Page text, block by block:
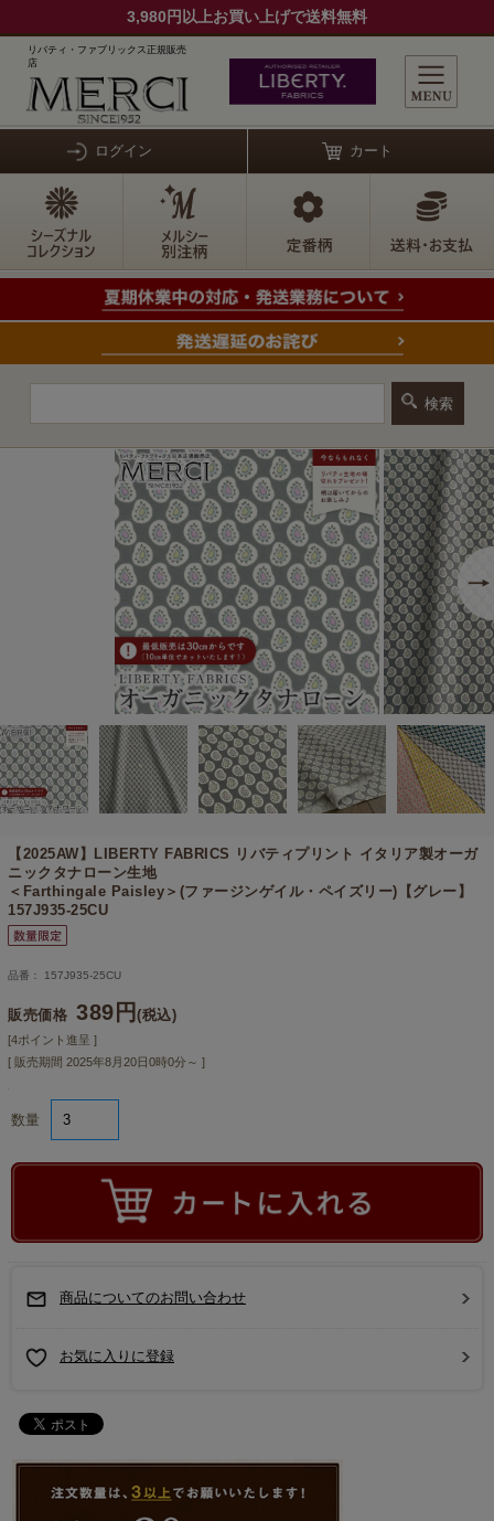
3,980円以上お買い上げで送料無料
リバティ・ファブリックス正規販売
店
ログイン カート
【2025AW】 LIBERTY FABRICS リバティプリント イタリア製オーガ
ニックタナローン生地
＜Farthingale Paisley＞(ファージンゲイル・ペイズリー)【グレー】
157J935-25CU
品番： 157J935-25CU
販売価格 389円(税込)
[4ポイント進呈 ]
[ 販売期間 2025年8月20日0時0分 ～ ]
数量
商品についてのお問い合わせ
お気に入りに登録